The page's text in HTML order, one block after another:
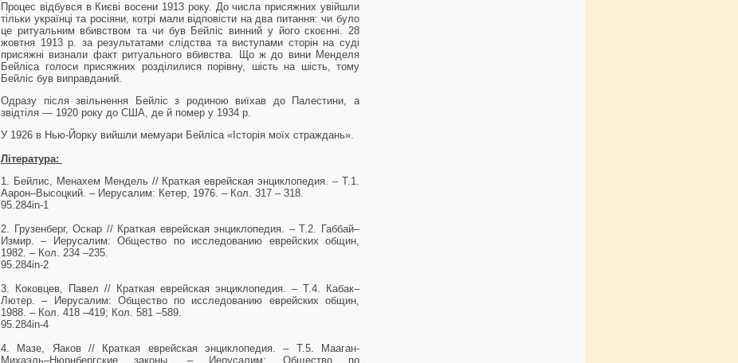
Процес відбувся в Києві восени 1913 року. До числа присяжних увійшли
тільки українці та росіяни, котрі мали відповісти на два питання: чи було
це ритуальним вбивством та чи був Бейліс винний у його скоєнні. 28
жовтня 1913 р. за результатами слідства та виступами сторін на суді
присяжні визнали факт ритуального вбивства. Що ж до вини Менделя
Бейліса голоси присяжних розділилися порівну, шість на шість, тому
Бейліс був виправданий.
Одразу після звільнення Бейліс з родиною виїхав до Палестини, а
звідтіля — 1920 року до США, де й помер у 1934 р.
У 1926 в Нью-Йорку вийшли мемуари Бейліса «Історія моїх страждань».
Література:
1. Бейлис, Менахем Мендель // Краткая еврейская энциклопедия. – Т.1.
Аарон–Высоцкий. – Иерусалим: Кетер, 1976. – Кол. 317 – 318.
95.284іn-1
2. Грузенберг, Оскар // Краткая еврейская энциклопедия. – Т.2. Габбай–
Измир. – Иерусалим: Общество по исследованию еврейских общин,
1982. – Кол. 234 –235.
95.284іn-2
3. Коковцев, Павел // Краткая еврейская энциклопедия. – Т.4. Кабак–
Лютер. – Иерусалим: Общество по исследованию еврейских общин,
1988. – Кол. 418 –419; Кол. 581 –589.
95.284іn-4
4. Мазе, Яаков // Краткая еврейская энциклопедия. – Т.5. Мааган-
Михаэль–Нюрнбергские законы. – Иерусалим: Общество по